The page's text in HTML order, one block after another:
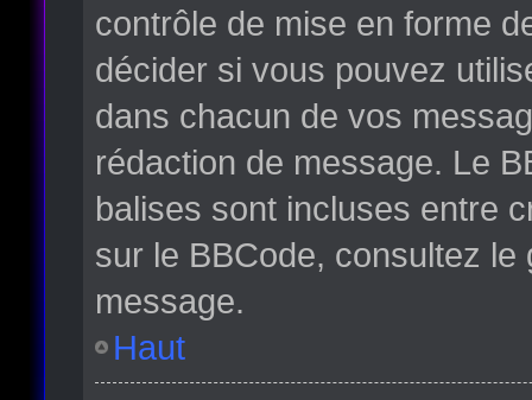
contrôle de mise en forme
décider si vous pouvez
dans chacun de vos
rédaction de message. Le
balises sont incluses entre
sur le BBCode, consultez
message.
Haut